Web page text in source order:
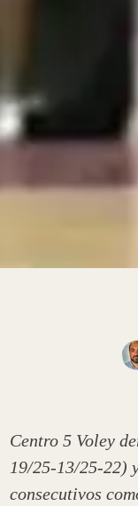
Centro 5 Voley
19/25-13/25-22)
consecutivos